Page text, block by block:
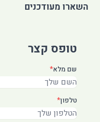
השארו מעודכנים
טופס קצר
שם מלא*
טלפון*